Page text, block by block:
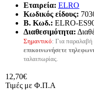
Εταιρεία: ELRO
Κωδικός είδους:
B. Κωδ.: ELRO-
Διαθεσιμότητα:
Σημαντικό: Για
επικοινωνήσετε
ταλαιπωρίας.
12,70€
Τιμές με Φ.Π.Α